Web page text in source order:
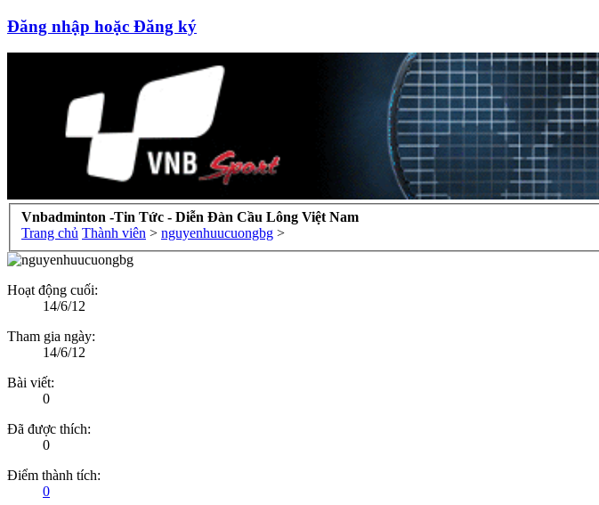
Đăng nhập hoặc Đăng ký
Vnbadminton -Tin Tức - Diễn Đàn Cầu Lông Việt Nam
Trang chủ Thành viên > nguyenhuucuongbg >
Hoạt động cuối:
14/6/12
Tham gia ngày:
14/6/12
Bài viết:
0
Đã được thích:
0
Điểm thành tích:
0